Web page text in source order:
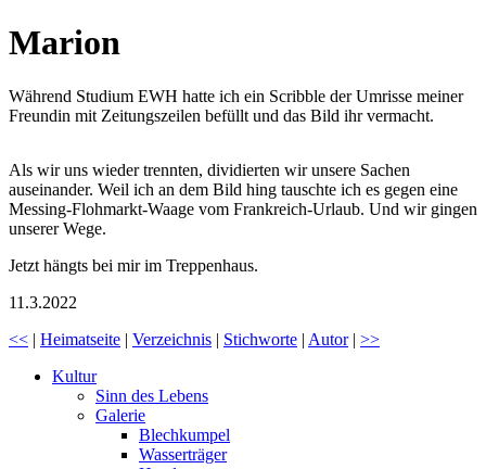
Marion
Während Studium EWH hatte ich ein Scribble der Umrisse meiner
Freundin mit Zeitungszeilen befüllt und das Bild ihr vermacht.
Als wir uns wieder trennten, dividierten wir unsere Sachen
auseinander. Weil ich an dem Bild hing tauschte ich es gegen eine
Messing-Flohmarkt-Waage vom Frankreich-Urlaub. Und wir gingen
unserer Wege.
Jetzt hängts bei mir im Treppenhaus.
11.3.2022
<< | Heimatseite | Verzeichnis | Stichworte | Autor| >>
Kultur
Sinn des Lebens
Galerie
Blechkumpel
Wasserträger